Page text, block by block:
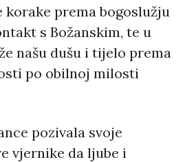
korake prema bogoslužju
s Božanskim, te u
našu dušu i tijelo prema
po obilnoj milosti
pozivala svoje
vjernike da ljube i